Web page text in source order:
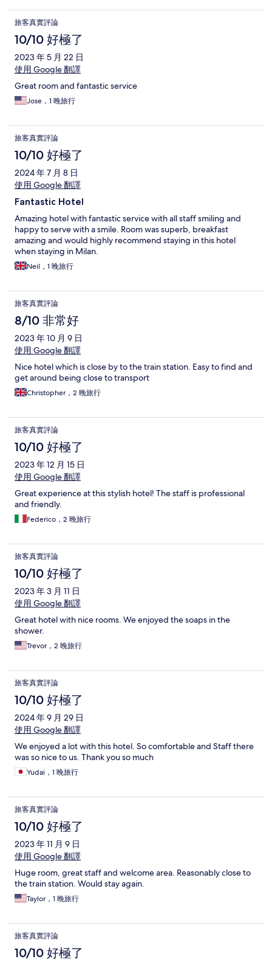
旅客真實評論
10/10 好極了
2023 年 5 月 22 日
使用 Google 翻譯
Great room and fantastic service
Jose，1 晚旅行
旅客真實評論
10/10 好極了
2024 年 7 月 8 日
使用 Google 翻譯
Fantastic Hotel
Amazing hotel with fantastic service with all staff smiling and
happy to serve with a smile. Room was superb, breakfast
amazing and would highly recommend staying in this hotel
when staying in Milan.
Neil，1 晚旅行
旅客真實評論
8/10 非常好
2023 年 10 月 9 日
使用 Google 翻譯
Nice hotel which is close by to the train station. Easy to find and
get around being close to transport
Christopher，2 晚旅行
旅客真實評論
10/10 好極了
2023 年 12 月 15 日
使用 Google 翻譯
Great experience at this stylish hotel! The staff is professional
and friendly.
Federico，2 晚旅行
旅客真實評論
10/10 好極了
2023 年 3 月 11 日
使用 Google 翻譯
Great hotel with nice rooms. We enjoyed the soaps in the
shower.
Trevor，2 晚旅行
旅客真實評論
10/10 好極了
2024 年 9 月 29 日
使用 Google 翻譯
We enjoyed a lot with this hotel. So comfortable and Staff there
was so nice to us. Thank you so much
Yudai，1 晚旅行
旅客真實評論
10/10 好極了
2023 年 11 月 9 日
使用 Google 翻譯
Huge room, great staff and welcome area. Reasonably close to
the train station. Would stay again.
Taylor，1 晚旅行
旅客真實評論
10/10 好極了